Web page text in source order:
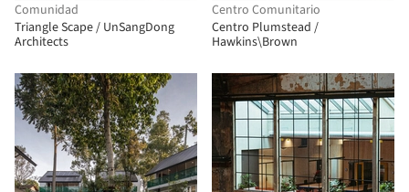
Comunidad
Triangle Scape / UnSangDong
Architects
Centro Comunitario
Centro Plumstead /
Hawkins\Brown